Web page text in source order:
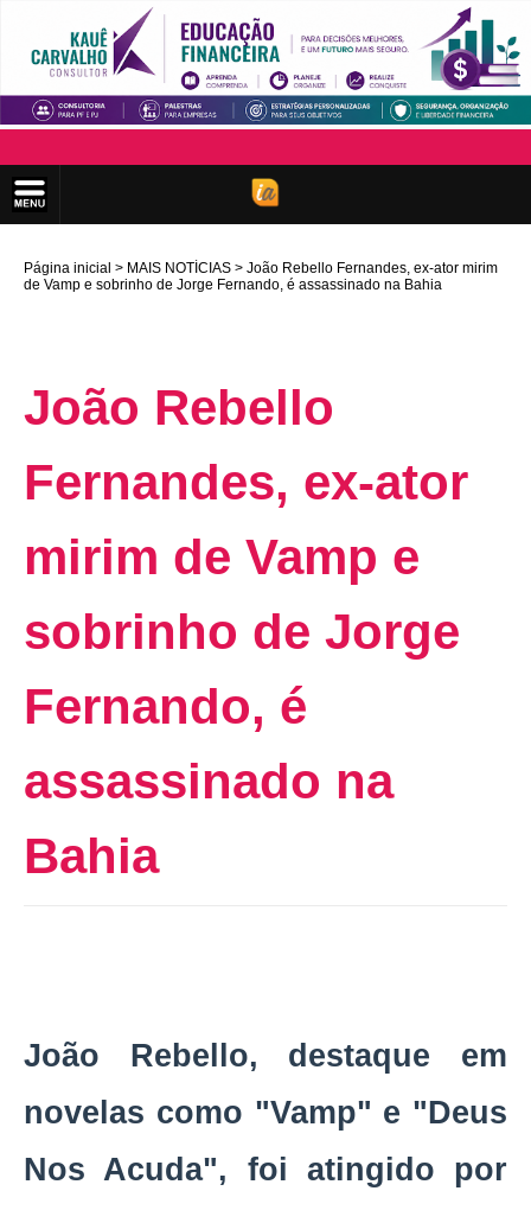
Página inicial MAIS NOTÍCIAS
João Rebello Fernandes, ex-ator mirim
de Vamp e sobrinho de Jorge Fernando, é assassinado na Bahia
João Rebello
Fernandes, ex-ator
mirim de Vamp e
sobrinho de Jorge
Fernando, é
assassinado na
Bahia
João Rebello, destaque em
novelas como "Vamp" e "Deus
Nos Acuda", foi atingido por